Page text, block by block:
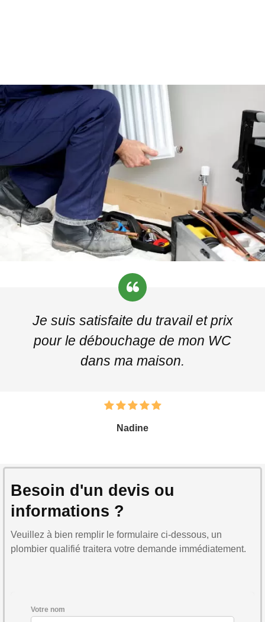
Je suis satisfaite du travail et prix
pour le débouchage de mon WC
dans ma maison.
Nadine
Besoin d'un devis ou
informations ?
Veuillez à bien remplir le formulaire ci-dessous, un
plombier qualifié traitera votre demande immédiatement.
Votre nom